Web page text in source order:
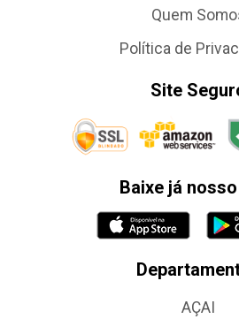
Quem
Política de
Site
Baixe já
AÇAI